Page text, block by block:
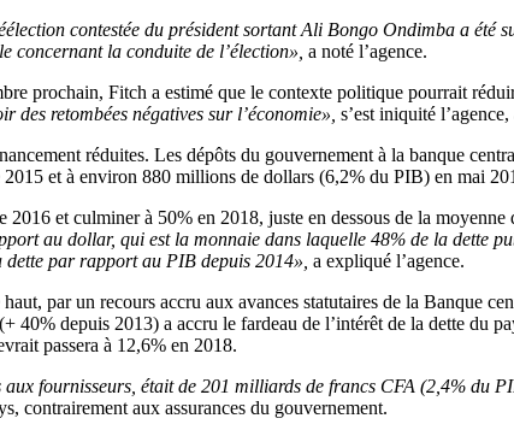
contestée du président sortant Ali Bongo Ondimba a été
concernant la conduite de l’élection», a noté l’agence.
prochain, Fitch a estimé que le contexte politique pourrait
des retombées négatives sur l’économie», s’est iniquité
réduites. Les dépôts du gouvernement à la banque
et à environ 880 millions de dollars (6,2% du PIB) en mai
et culminer à 50% en 2018, juste en dessous de la
au dollar, qui est la monnaie dans laquelle 48% de la dette
par rapport au PIB depuis 2014», a expliqué l’agence.
par un recours accru aux avances statutaires de la Banque
depuis 2013) a accru le fardeau de l’intérêt de la dette du
passera à 12,6% en 2018.
fournisseurs, était de 201 milliards de francs CFA (2,4% du
contrairement aux assurances du gouvernement.